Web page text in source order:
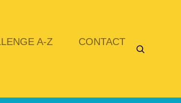
A-Z
CONTACT